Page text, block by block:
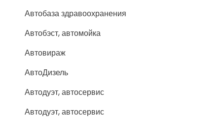
Автобаза здравоохранения
Автобэст, автомойка
Автовираж
АвтоДизель
Автодуэт, автосервис
Автодуэт, автосервис